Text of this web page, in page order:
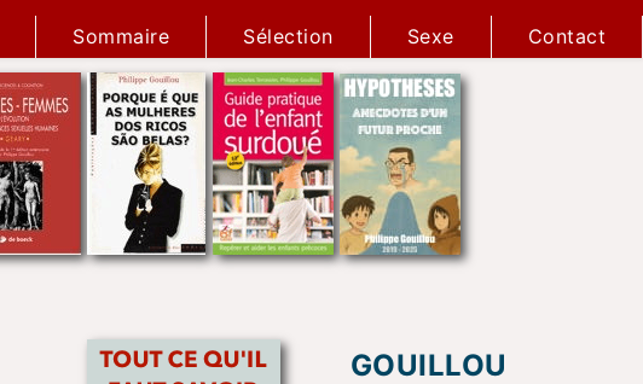
Sommaire Sélection Sexe Contact
GOUILLOU